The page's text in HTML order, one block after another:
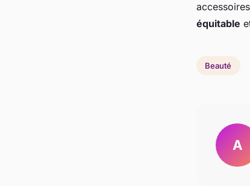
équitable
Beauté
A